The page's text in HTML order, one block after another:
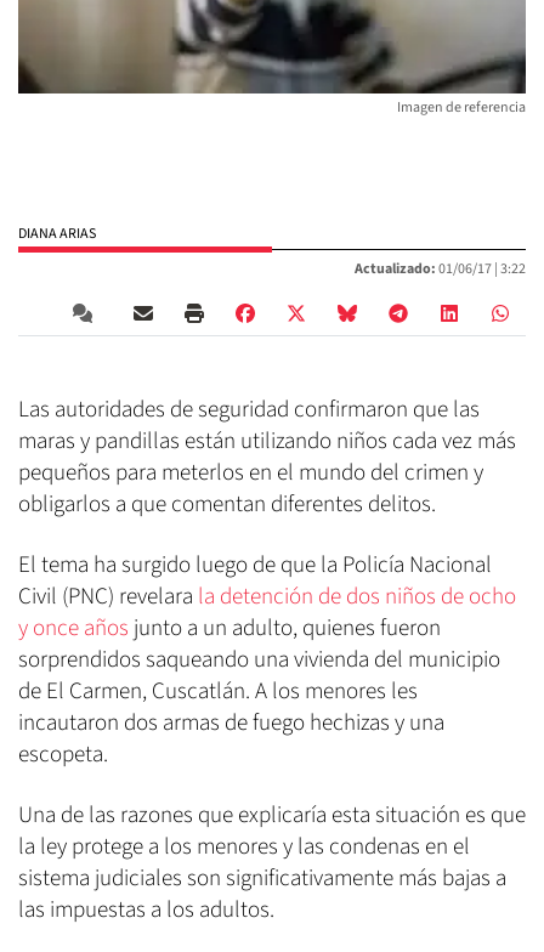
Imagen de referencia
DIANA ARIAS
Actualizado:01/06/17 |3:22
Las autoridades de seguridad confirmaron que las
maras y pandillas están utilizando niños cada vez más
pequeños para meterlos en el mundo del crimen y
obligarlos a que comentan diferentes delitos.
El tema ha surgido luego de que la Policía Nacional
Civil (PNC) revelara la detención de dos niños de ocho
y once años junto a un adulto, quienes fueron
sorprendidos saqueando una vivienda del municipio
de El Carmen, Cuscatlán. A los menores les
incautaron dos armas de fuego hechizas y una
escopeta.
Una de las razones que explicaría esta situación es que
la ley protege a los menores y las condenas en el
sistema judiciales son significativamente más bajas a
las impuestas a los adultos.